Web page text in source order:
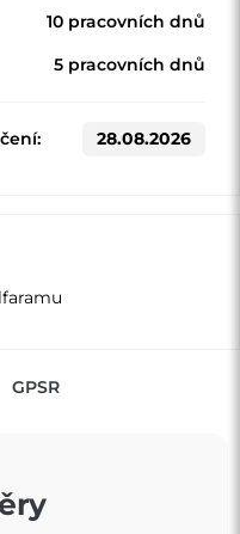
10 pracovních dnů
5 pracovních dnů
28.08.2026
GPSR